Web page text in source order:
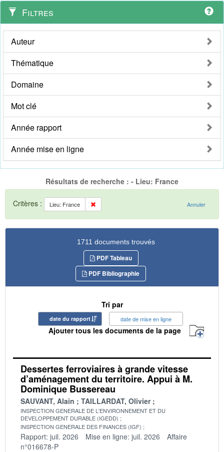
Filtres
Auteur
Thématique
Domaine
Mot clé
Année rapport
Année mise en ligne
Résultats de recherche : - Lieu: France
Critères : Lieu: France Annuler
1711 documents trouvés
PDF Tableau
PDF Bibliographie
Tri par
date du rapport date de mise en ligne
Ajouter tous les documents de la page
Dessertes ferroviaires à grande vitesse
d’aménagement du territoire. Appui à M.
Dominique Bussereau
SAUVANT, Alain TAILLARDAT, Olivier
INSPECTION GENERALE DE L'ENVIRONNEMENT ET DU
DEVELOPPEMENT DURABLE (IGEDD)
INSPECTION GENERALE DES FINANCES (IGF)
Rapport: juil. 2026 Mise en ligne: juil. 2026
Affaire
n°016678-P